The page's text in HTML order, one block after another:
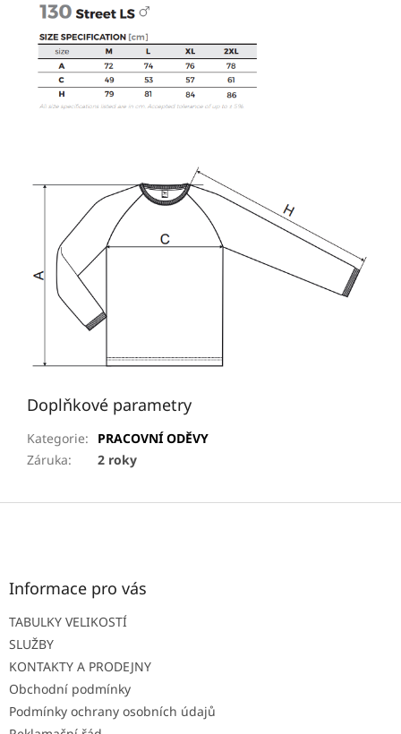
Doplňkové parametry
Kategorie:
PRACOVNÍ ODĚVY
Záruka: 2 roky
Z
Informace pro vás
TABULKY VELIKOSTÍ
SLUŽBY
KONTAKTY A PRODEJNY
Obchodní podmínky
Podmínky ochrany osobních údajů